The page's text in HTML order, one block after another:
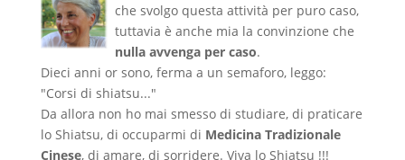
che svolgo questa attività per puro caso,
tuttavia è anche mia la convinzione che
nulla avvenga per caso.
Dieci anni or sono, ferma a un semaforo, leggo:
"Corsi di shiatsu..."
Da allora non ho mai smesso di studiare, di praticare
lo Shiatsu, di occuparmi di Medicina Tradizionale
Cinese, di amare, di sorridere. Viva lo Shiatsu !!!